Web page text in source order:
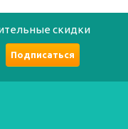
скидки